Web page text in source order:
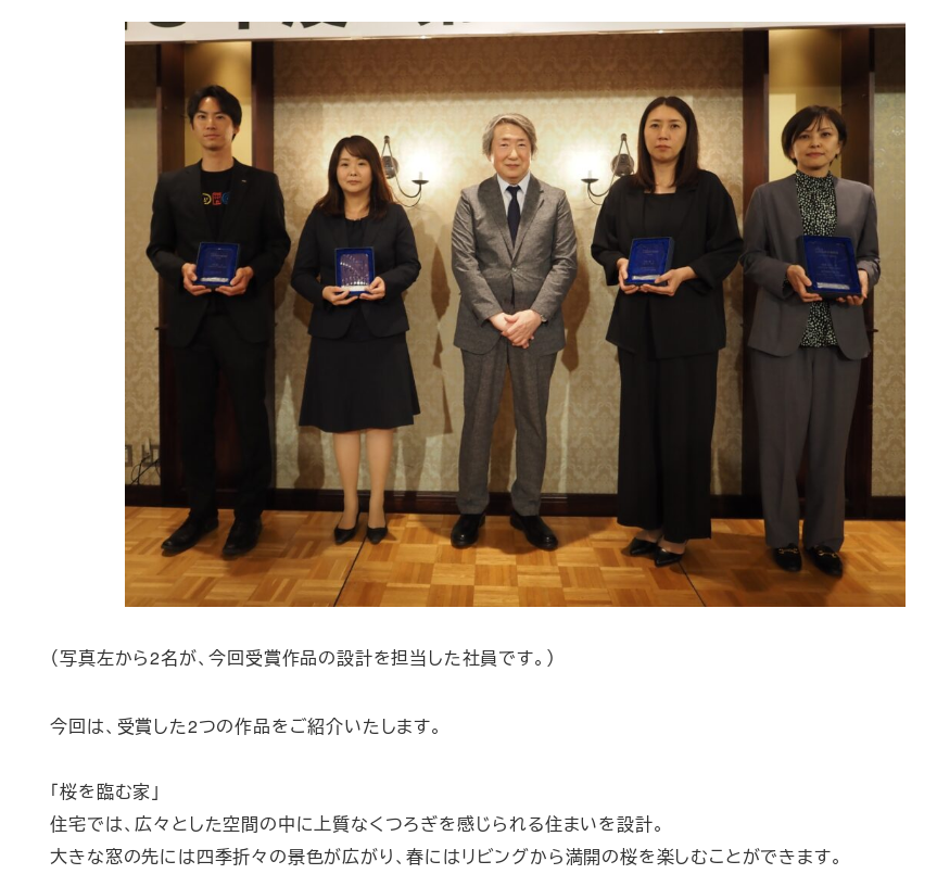
（写真左から2名が、今回受賞作品の設計を担当した社員です。）
今回は、受賞した2つの作品をご紹介いたします。
「桜を臨む家」
住宅では、広々とした空間の中に上質なくつろぎを感じられる住まいを設計。
大きな窓の先には四季折々の景色が広がり、春にはリビングから満開の桜を楽しむことができます。